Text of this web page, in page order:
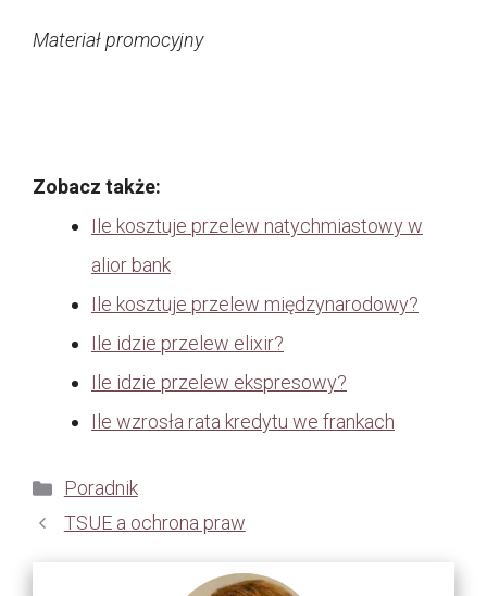
Materiał promocyjny
Zobacz także:
Ile kosztuje przelew natychmiastowy w
alior bank
Ile kosztuje przelew międzynarodowy?
Ile idzie przelew elixir?
Ile idzie przelew ekspresowy?
Ile wzrosła rata kredytu we frankach
Kategorie
Poradnik
TSUE a ochrona praw